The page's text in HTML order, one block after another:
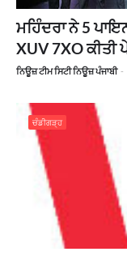
ਮਹਿੰਦਰਾ ਨੇ 5
XUV 7XO
ਨਿਊਜ਼ ਟੀਮ ਸਿਟੀ ਨਿਊਜ਼ ਪੰਜਾਬੀ -
ਚੰਡੀਗੜ੍ਹ